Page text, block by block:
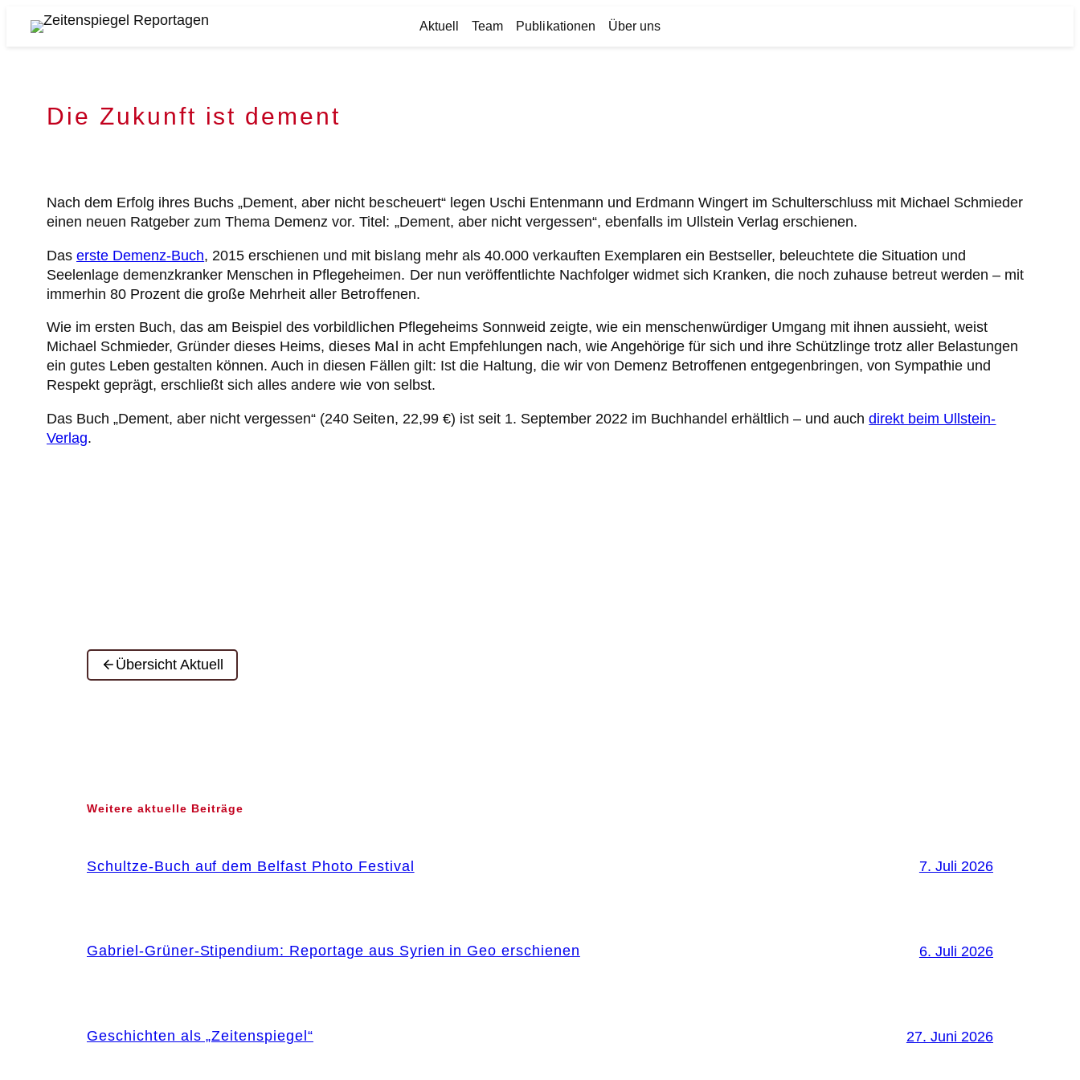
InhaltZeitenspiegel
Aktuell Team Publikationen Über uns
Die Zukunft ist dement
Nach dem Erfolg ihres Buchs „Dement, aber nicht bescheuert“ legen Uschi Entenmann und Erdmann Wingert im Schulterschluss mit Michael Schmieder
einen neuen Ratgeber zum Thema Demenz vor. Titel: „Dement, aber nicht vergessen“, ebenfalls im Ullstein Verlag erschienen.
Daserste Demenz-Buch, 2015 erschienen und mit bislang mehr als 40.000 verkauften Exemplaren ein Bestseller, beleuchtete die Situation und
Seelenlage demenzkranker Menschen in Pflegeheimen. Der nun veröffentlichte Nachfolger widmet sich Kranken, die noch zuhause betreut werden – mit
immerhin 80 Prozent die große Mehrheit aller Betroffenen.
Wie im ersten Buch, das am Beispiel des vorbildlichen Pflegeheims Sonnweid zeigte, wie ein menschenwürdiger Umgang mit ihnen aussieht, weist
Michael Schmieder, Gründer dieses Heims, dieses Mal in acht Empfehlungen nach, wie Angehörige für sich und ihre Schützlinge trotz aller Belastungen
ein gutes Leben gestalten können. Auch in diesen Fällen gilt: Ist die Haltung, die wir von Demenz Betroffenen entgegenbringen, von Sympathie und
Respekt geprägt, erschließt sich alles andere wie von selbst.
Das Buch „Dement, aber nicht vergessen“ (240 Seiten, 22,99 €) ist seit 1. September 2022 im Buchhandel erhältlich – und auchdirekt beim Ullstein-
Verlag.
Übersicht Aktuell
Weitere aktuelle Beiträge
Schultze-Buch auf dem Belfast Photo Festival 7. Juli 2026
Gabriel-Grüner-Stipendium: Reportage aus Syrien in Geo erschienen 6. Juli 2026
Geschichten als „Zeitenspiegel“ 27. Juni 2026